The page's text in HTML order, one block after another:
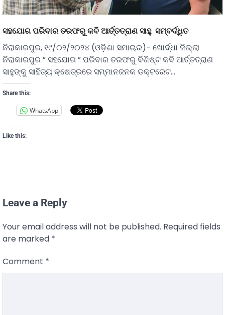
ସହଯୋଗ ପରିବାର ତରଫରୁ କବି ଆର୍ତ୍ତତ୍ରାଣ ସାହୁ ସମ୍ବର୍ଦ୍ଧିତ
ନିରାକାରପୁର, ୧୯/୦୨/୨୦୨୪ (ଓଡ଼ିଶା ସମାଚାର)- ଖୋର୍ଦ୍ଧା ଜିଲ୍ଲା
ନିରାକାରପୁର ” ସହଯୋଗ ” ପରିବାର ତରଫରୁ ବିଶିଷ୍ଟ କବି ଆର୍ତ୍ତତ୍ରାଣ
ସାହୁଙ୍କୁ ସାହିତ୍ୟ କ୍ଷେତ୍ରରେ ସମ୍ମାନଜନକ ଡକ୍ଟରେଟ…
Share this:
WhatsApp
Like this:
Leave a Reply
Your email address will not be published. Required fields
are marked *
Comment *